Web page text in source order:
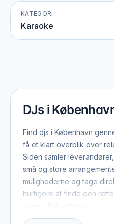
KATEGORI
Karaoke
DJs i
Find djs i København
få et klart overblik over
Siden samler
små og store
mulighederne og tage
hurtigere at finde den